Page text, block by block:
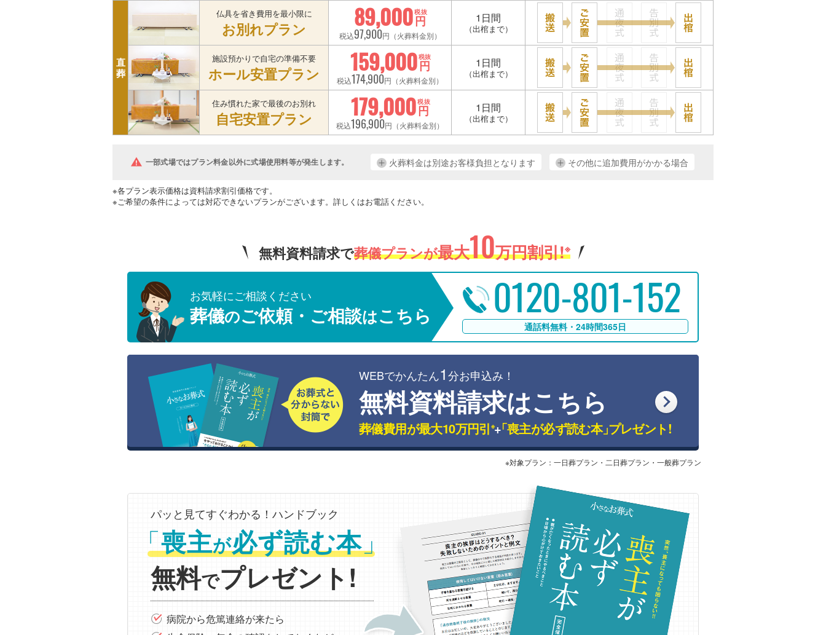
直
葬
仏具を省き費用を最小限に
お別れプラン 89,000円
税抜
税込97,900円（火葬料金別）
1日間
（出棺まで）
施設預かりで自宅の準備不要
ホール安置プラン 159,000円
税抜
税込174,900円（火葬料金別）
1日間
（出棺まで）
住み慣れた家で最後のお別れ
自宅安置プラン 179,000円
税抜
税込196,900円（火葬料金別）
1日間
（出棺まで）
一部式場ではプラン料金以外に式場使用料等が発生します。 火葬料金は別途お客様負担となります その他に追加費用がかかる場合
※各プラン表示価格は資料請求割引価格です。
※ご希望の条件によっては対応できないプランがございます。詳しくはお電話ください。
無料資料請求で葬儀プランが最大10万円割引!※
お気軽にご相談ください
葬儀のご依頼・ご相談はこちら 0120-801-152
通話料無料・24時間365日
WEBでかんたん1分お申込み！
無料資料請求はこちら
葬儀費用が最大10万円引 ※+
「喪主が必ず読む本」プレゼント!
※対象プラン：一日葬プラン・二日葬プラン・一般葬プラン
パッと見てすぐわかる！ハンドブック
「喪主が必ず読む本」
無料でプレゼント!
病院から危篤連絡が来たら